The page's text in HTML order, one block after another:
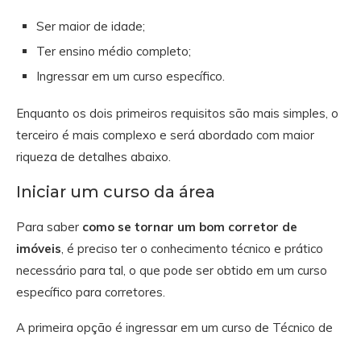
Ser maior de idade;
Ter ensino médio completo;
Ingressar em um curso específico.
Enquanto os dois primeiros requisitos são mais simples, o
terceiro é mais complexo e será abordado com maior
riqueza de detalhes abaixo.
Iniciar um curso da área
Para saber como se tornar um bom corretor de
imóveis , é preciso ter o conhecimento técnico e prático
necessário para tal, o que pode ser obtido em um curso
específico para corretores.
A primeira opção é ingressar em um curso de Técnico de